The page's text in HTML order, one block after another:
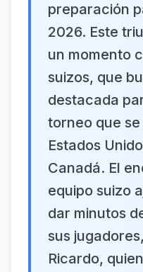
preparación
2026. Este
un momento
suizos, que
destacada
torneo que
Estados
Canadá. El
equipo suizo
dar minutos
sus
Ricardo,